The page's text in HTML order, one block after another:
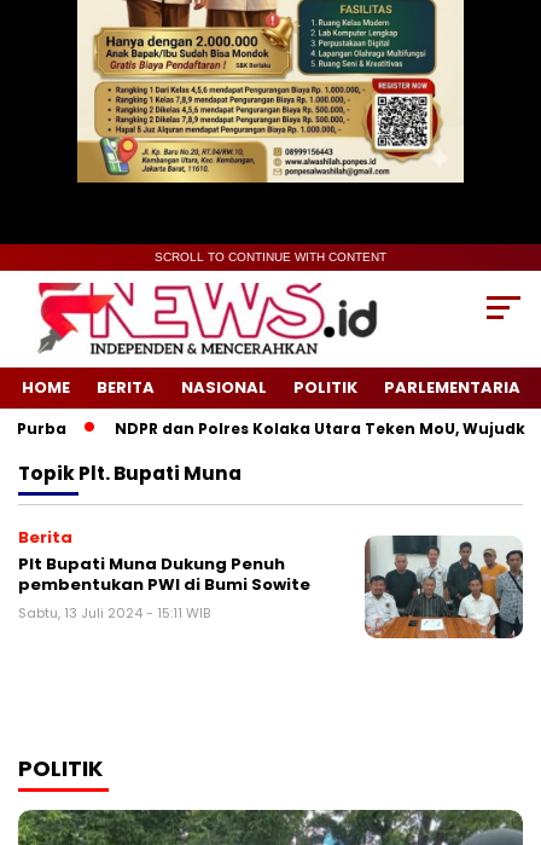
SCROLL TO CONTINUE WITH CONTENT
HOME BERITA NASIONAL POLITIK PARLEMENTARIA
NDPR dan Polres Kolaka Utara Teken MoU,
TopikPlt. Bupati Muna
Berita
Plt Bupati Muna Dukung Penuh
pembentukan PWI di Bumi Sowite
Sabtu, 13 Juli 2024 - 15:11 WIB
POLITIK